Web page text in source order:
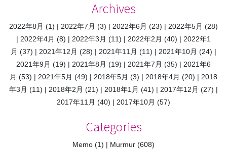
Archives
2022年8月 (1) 2022年7月 (3) 2022年6月 (23) 2022年5月 (28)
2022年4月 (8) 2022年3月 (11) 2022年2月 (40)
2022年1
月 (37) 2021年12月 (28) 2021年11月 (11) 2021年10月 (24)
2021年9月 (19) 2021年8月 (19) 2021年7月 (35)
2021年6
月 (53) 2021年5月 (49) 2018年5月 (3) 2018年4月 (20)
2018
年3月 (11) 2018年2月 (21) 2018年1月 (41) 2017年12月 (27)
2017年11月 (40) 2017年10月 (57)
Categories
Memo (1) Murmur (608)